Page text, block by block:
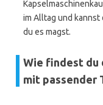
im Alltag und
du es magst.
Wie findest du
mit passender